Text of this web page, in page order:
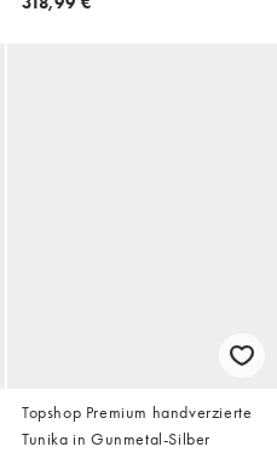
Topshop Premium handverzierte
Tunika in Gunmetal-Silber